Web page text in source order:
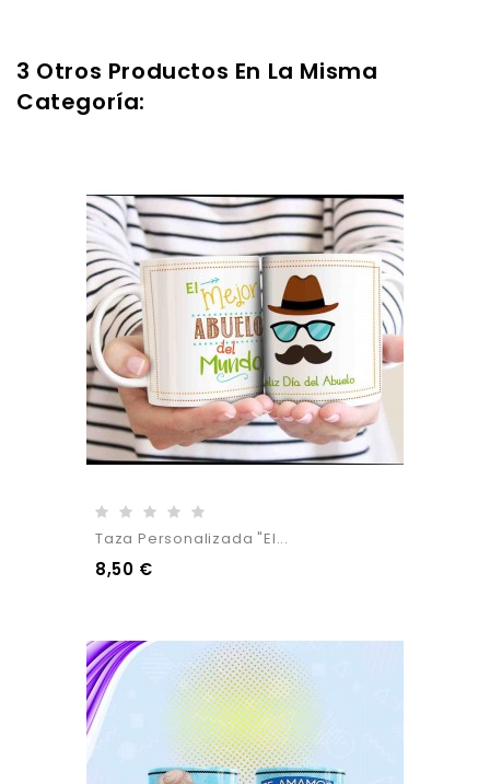
3 Otros Productos En La Misma
Categoría:
Taza Personalizada "El...
8,50 €